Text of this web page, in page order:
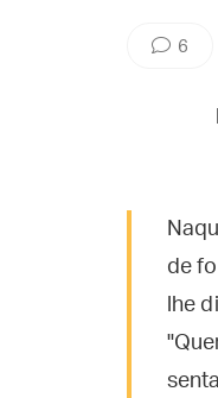
6
de
lhe